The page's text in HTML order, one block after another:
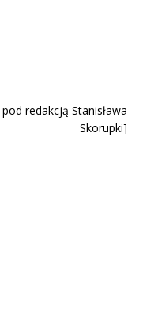
pod redakcją Stanisława
Skorupki]